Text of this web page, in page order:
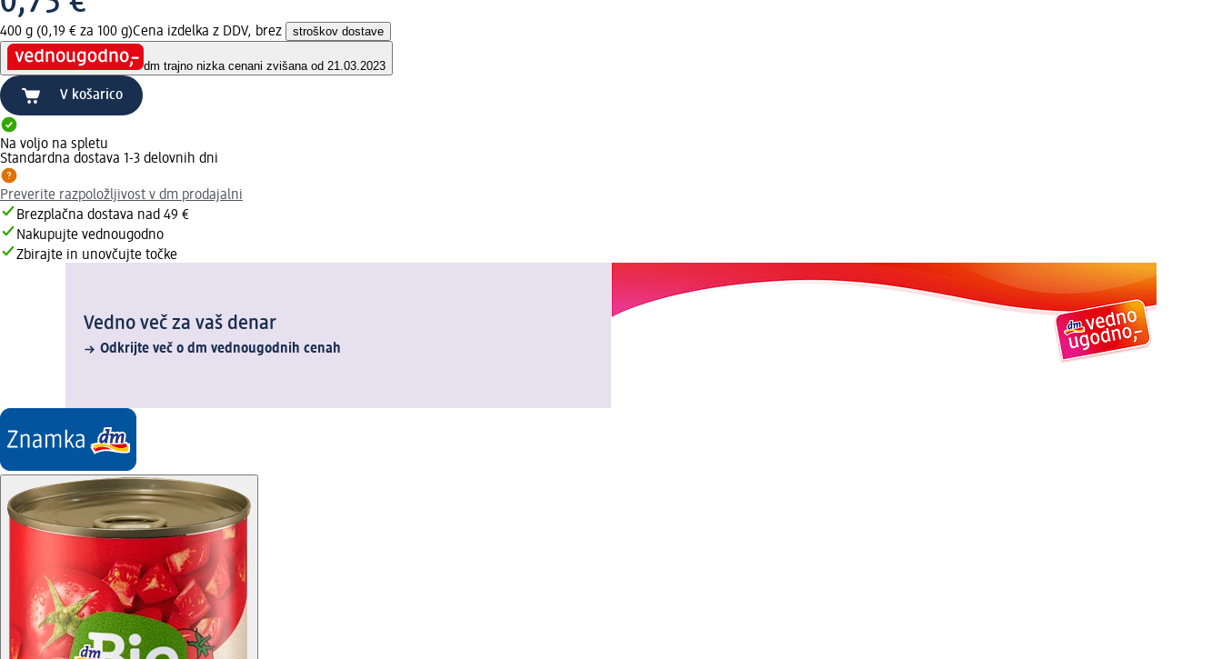
400 g (0,19 € za 100 g)Cena izdelka z DDV, brez stroškov dostave
dm trajno nizka cenani zvišana od 21.03.2023
V košarico
Na voljo na spletu
Standardna dostava 1-3 delovnih dni
Preverite razpoložljivost v dm prodajalni
Brezplačna dostava nad 49 €
Nakupujte vednougodno
Zbirajte in unovčujte točke
Vedno več za vaš denar
Odkrijte več o dm vednougodnih cenah